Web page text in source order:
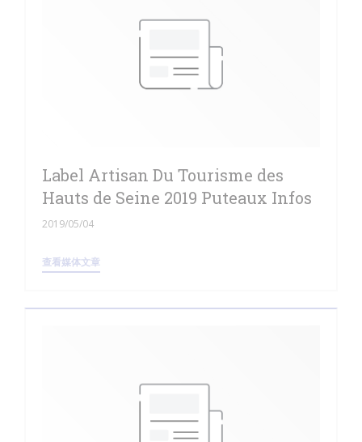
Label Artisan Du Tourisme des
Hauts de Seine 2019 Puteaux Infos
2019/05/04
查看媒体文章((在新窗口中打开))